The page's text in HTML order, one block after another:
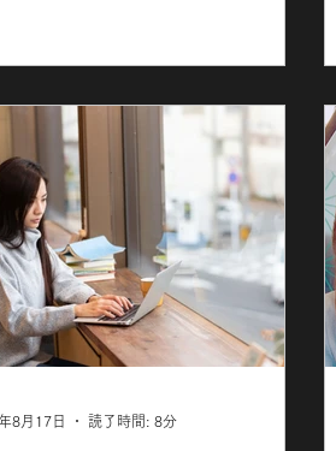
ですが、今日は彼氏さんに向けてお伝
の目次 HSPってそもそも何？HSPの彼
合うときに必要なマインド HSPの彼女
にしてほしい4つのこと HSPの彼女と
うと幸福度が上がる？！ HSPってそも
何？HSPの彼女の考えていることがわか
HSPとはハイリーセンシティブパーソ
で、生まれつきとても感受性豊かな感
っている人という意味です。 HSPは国
は関係なく5人に1人いると言われてい
年アメリカのエレインN・アーロン
よってその気質が明らかになりまし
8月17日 読了時間: 8分